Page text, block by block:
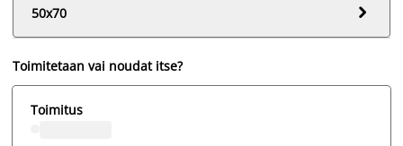
50x70

Toimitetaan vai noudat itse?
Toimitus